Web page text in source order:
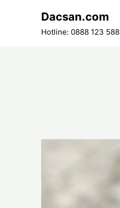
Dacsan.com
Hotline: 0888 123 588